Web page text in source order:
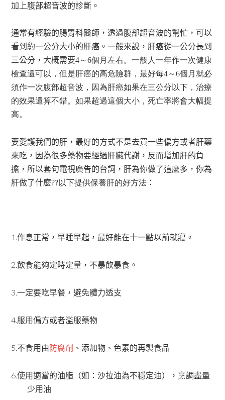
加上腹部超音波的診斷。
通常有經驗的腸胃科醫師，透過腹部超音波的幫忙，可以
看到約一公分大小的肝癌。一般來說，肝癌從一公分長到
三公分，大概需要4～6個月左右。一般人一年作一次健康
檢查還可以，但是肝癌的高危險群，最好每4～6個月就必
須作一次腹部超音波，因為肝癌如果在三公分以下，治療
的效果還算不錯。如果超過這個大小，死亡率將會大幅提
高。
要愛護我們的肝，最好的方式不是去買一些偏方或者肝藥
來吃，因為很多藥物要經過肝臟代謝，反而增加肝的負
擔，所以套句電視廣告的台詞，肝為你做了這麼多，你為
肝做了什麼??以下提供保養肝的好方法 ：
1.作息正常，早睡早起，最好能在十一點以前就寢。
2.飲食能夠定時定量，不暴飲暴食。
3.一定要吃早餐，避免體力透支
4.服用偏方或者濫服藥物
5.不食用由 防腐劑 、添加物、色素的再製食品
6.使用適當的油脂（如：沙拉油為不穩定油），烹調盡量
少用油